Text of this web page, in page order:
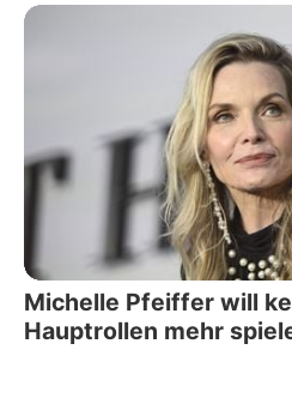
Michelle Pfeiffer will
Hauptrollen mehr